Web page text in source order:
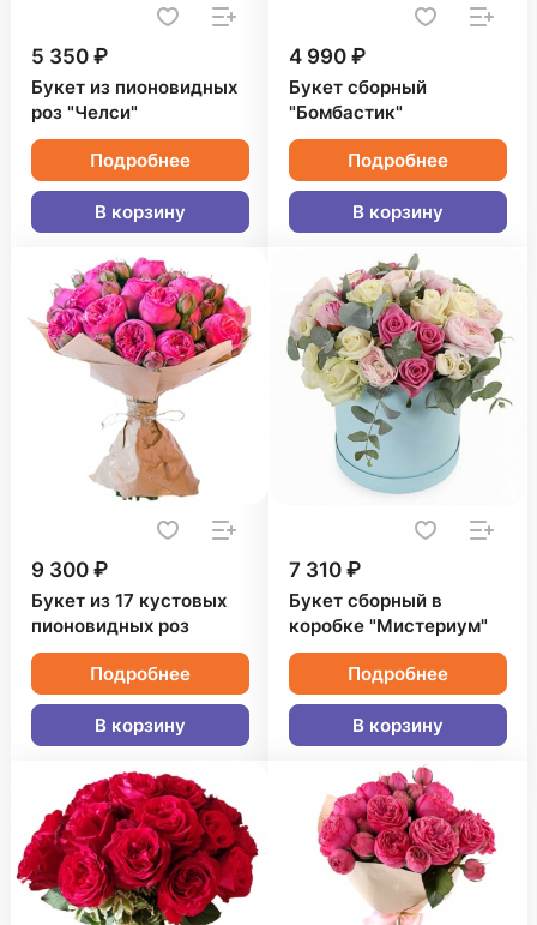
5 350 ₽
Букет из пионовидных
роз "Челси"
Подробнее
В корзину
4 990 ₽
Букет сборный
"Бомбастик"
Подробнее
В корзину
9 300 ₽
Букет из 17 кустовых
пионовидных роз
Подробнее
В корзину
7 310 ₽
Букет сборный в
коробке "Мистериум"
Подробнее
В корзину